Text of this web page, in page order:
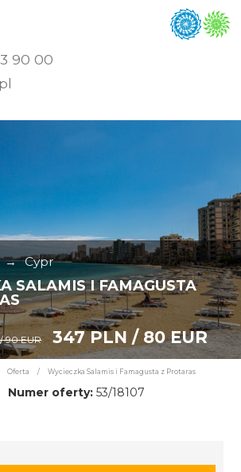
90 00
→ Cypr
SALAMIS I FAMAGUSTA
90 EUR 347 PLN / 80 EUR
Oferta / Wycieczka Salamis i Famagusta z Protaras
Numer oferty: 53/18107